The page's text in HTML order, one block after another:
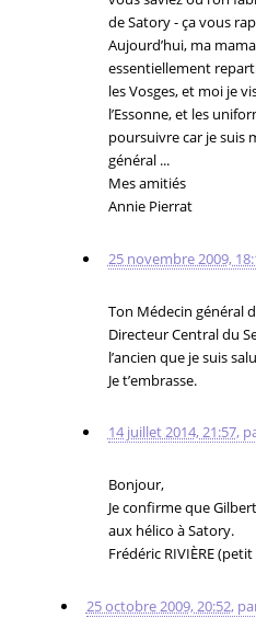
de Satory - ça vous
Aujourd’hui, ma
essentiellement
les Vosges, et moi je
l’Essonne, et les
poursuivre car je suis
général ...
Mes amitiés
Annie Pierrat
25 novembre 2009,
Ton Médecin général
Directeur Central du
l’ancien que je suis
Je t’embrasse.
14 juillet 2014, 21:57,
Bonjour,
Je confirme que
aux hélico à Satory.
Frédéric RIVIÈRE
25 octobre 2009, 20:52,